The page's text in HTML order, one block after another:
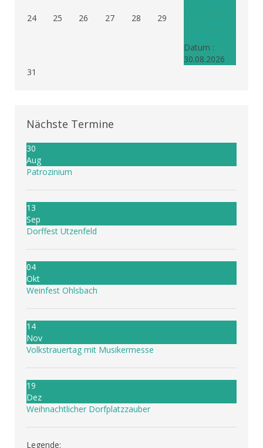
24 25 26 27 28 29
Datum :
30.08.2026
31
Nächste Termine
30
Aug
Patrozinium
13
Sep
Dorffest Utzenfeld
04
Okt
Weinfest Ohlsbach
14
Nov
Volkstrauertag mit Musikermesse
19
Dez
Weihnachtlicher Dorfplatzzauber
Legende: